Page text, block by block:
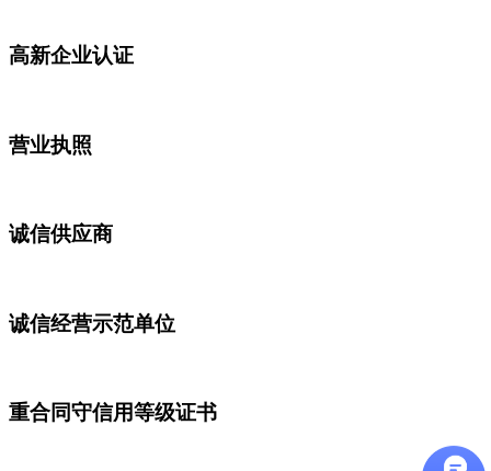
高新企业认证
营业执照
诚信供应商
诚信经营示范单位
重合同守信用等级证书